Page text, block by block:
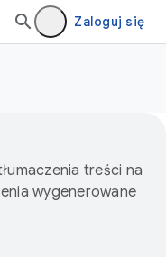
Zaloguj się
treści na
wygenerowane